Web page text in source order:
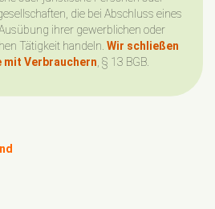
die bei Abschluss eines
ihrer gewerblichen oder
Tätigkeit handeln. Wir schließen
mit Verbrauchern , § 13 BGB.